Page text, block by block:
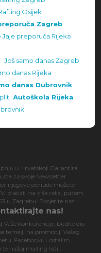
Osijek
Zagreb
Jaje preporuča Rijeka
Još samo danas Zagreb
danas Rijeka
danas Dubrovnik
Autoškola Rijeka
u Hrvatskoj! Garantira
za svoje Newsletter
njegove ponude možete
plaćati na više rata, putem
u Zagrebu! Posjetite nas!
nas!
Vaše konkurencije, budite dio
temelji na promociji Vašeg
Facebooku i ostalim
našoj mailing listi...